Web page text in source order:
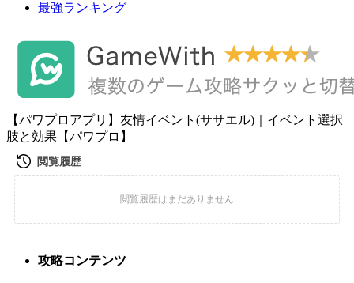
最強ランキング
【パワプロアプリ】友情イベント(ササエル)｜イベント選択
肢と効果【パワプロ】
攻略コンテンツ